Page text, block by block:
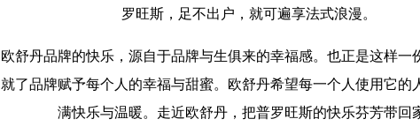
罗旺斯，足不出户，就可遍享法式浪漫。
欧舒丹品牌的快乐，源自于品牌与生俱来的幸福感。也正是这样一
就了品牌赋予每个人的幸福与甜蜜。欧舒丹希望每一个人使用它的
满快乐与温暖。走近欧舒丹，把普罗旺斯的快乐芬芳带回